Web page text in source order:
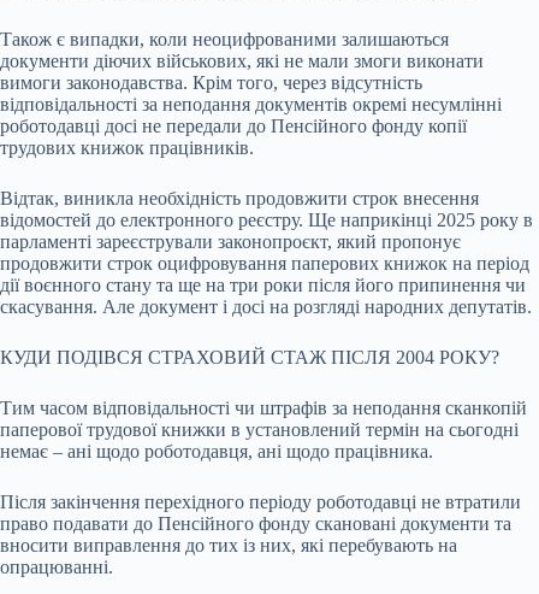
Також є випадки, коли неоцифрованими залишаються
документи діючих військових, які не мали змоги виконати
вимоги законодавства. Крім того, через відсутність
відповідальності за неподання документів окремі несумлінні
роботодавці досі не передали до Пенсійного фонду копії
трудових книжок працівників.
Відтак, виникла необхідність продовжити строк внесення
відомостей до електронного реєстру. Ще наприкінці 2025 року в
парламенті зареєстрували законопроєкт, який пропонує
продовжити строк оцифровування паперових книжок на період
дії воєнного стану та ще на три роки після його припинення чи
скасування. Але документ і досі на розгляді народних депутатів.
КУДИ ПОДІВСЯ СТРАХОВИЙ СТАЖ ПІСЛЯ 2004 РОКУ?
Тим часом відповідальності чи штрафів за неподання сканкопій
паперової трудової книжки в установлений термін на сьогодні
немає – ані щодо роботодавця, ані щодо працівника.
Після закінчення перехідного періоду роботодавці не втратили
право подавати до Пенсійного фонду скановані документи та
вносити виправлення до тих із них, які перебувають на
опрацюванні.